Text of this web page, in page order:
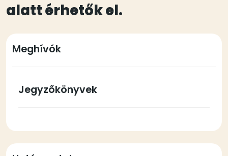
alatt érhetők el.
Meghívók
Jegyzőkönyvek